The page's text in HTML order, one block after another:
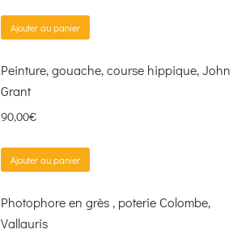
Ajouter au panier
Peinture, gouache, course hippique, John
Grant
90,00€
Ajouter au panier
Photophore en grès , poterie Colombe,
Vallauris